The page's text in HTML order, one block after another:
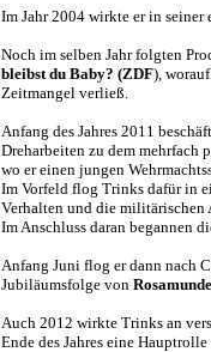
Im Jahr 2004 wirkte er in seiner
Noch im selben Jahr folgten
bleibst du Baby? (ZDF),
Zeitmangel verließ.
Anfang des Jahres 2011
Dreharbeiten zu dem
wo er einen jungen
Im Vorfeld flog Trinks dafür in
Verhalten und die militärischen
Im Anschluss daran begannen
Anfang Juni flog er dann nach
Jubiläumsfolge von
Auch 2012 wirkte Trinks an
Ende des Jahres eine